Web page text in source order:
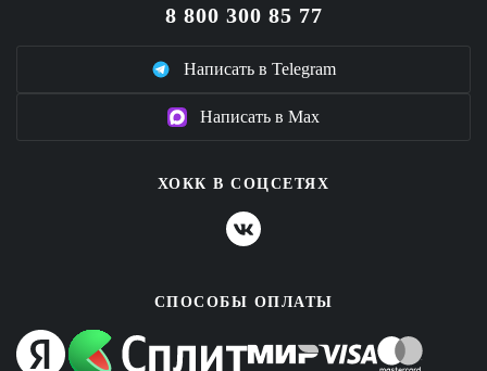
8 800 300 85 77
Написать в Telegram
Написать в Max
ХОКК В СОЦСЕТЯХ
СПОСОБЫ ОПЛАТЫ